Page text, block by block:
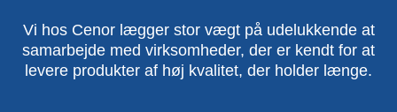
Vi hos Cenor lægger stor vægt på udelukkende at
samarbejde med virksomheder, der er kendt for at
levere produkter af høj kvalitet, der holder længe.